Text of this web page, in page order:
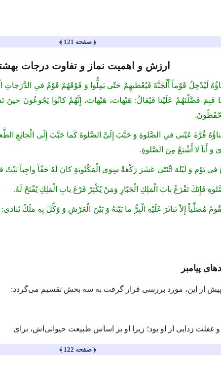
﴿ صفحه 121 ﴾
ارزش و اهمیت نماز و تفاوت درجات
لَیُدْخِلُ قَوْماً أَلْجَنَّةَ فَیُعْطیهِمْ حَتّى یَمِلُّوا وَ فَوْقَهُمْ قَوْمٌ فىِ الدَّرَجاتِ
فَبِمَ فَضَّلْتَهُمْ عَلَیْنا فَیُقالُ: هَیْهاتَ، هَیْهاتَ، إِنَّهُمْ كانُوا یَجُوعُونَ
قُرَّةَ عَیْنى فىِ الصَّلوةِ وَ حَبَّبَ إِلَىَّ الصَّلوةَ كَما حَبَّبَ إِلَى الْجائِعِ
أَناَ لا أَشْبَعُ مِنَ الصَّلوةِ.
فى یَوْم وَ لَیْلَة اثْنَتَى عَشَرَ رَكْعَةً سِوَى الْمَكْتُوبَةِ كانَ لَهُ حَقّاً واجِباً بَیْتٌ
فَإِنَكَ تَقْرَعُ بابَ الْمَلِكِ الْجَبّارِ وَمَنْ یُكْثِرْ قَرْعَ بابِ الْمَلِكِ یُفْتَحْ لَهُ.
مُصَلِّیاً إِلاّ تَناثَرَ عَلَیْهِ الْبِرُّ ما بَیْنَهُ وَ بَیْنَ الْعَرْشِ وَ وُكِّلَ بِهِ مَلَكٌ
پیامبر
از این، مورد بررسى قرار گرفت به سه بخش تقسیم مى‌گردد:
غفلت زدایى از او بود؛ زیرا او بر اساس طبیعت حیوانى‌اش، براى
﴿ صفحه 122 ﴾